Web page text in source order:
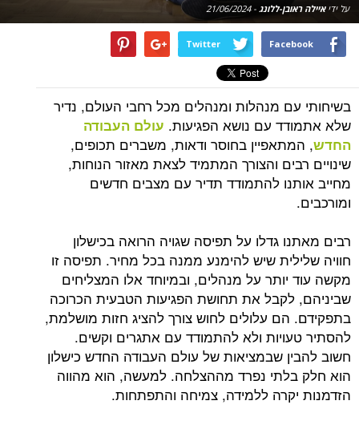
על ידיאיילה ראובן-ללונג -
21/06/2024
Facebook
Twitter
בשיחותי עם מנהלות ומנהלים מכל רחבי העולם, נדיר
שלא אתמודד עם נושא הפגיעות. עולם העבודה
החדש, המתאפיין בחוסר ודאות, משברים תכופים,
שינויים רבים והצורך המתמיד לצאת מאזור הנוחות,
מחייב אותנו להתמודד תדיר עם מצבים חדשים
ומורכבים.
רבים מאתנו גדלו על תפיסה שגויה הרואה בכישלון
חוויה שלילית שיש להימנע ממנה בכל מחיר. תפיסה זו
מקשה עוד יותר על מנהלים, ובמיוחד אלו המצליחים
שביניהם, לקבל את תחושת הפגיעות הטבעית הכרוכה
בתפקידם. הם עלולים לחוש צורך להציג חזות מושלמת,
להסתיר טעויות ולא להתמודד עם אתגרים וקשים.
חשוב להבין שבמציאות של עולם העבודה החדש כישלון
הוא חלק בלתי נפרד מההצלחה. למעשה, הוא מהווה
הזדמנות יקרה ללמידה, צמיחה והתפתחות.